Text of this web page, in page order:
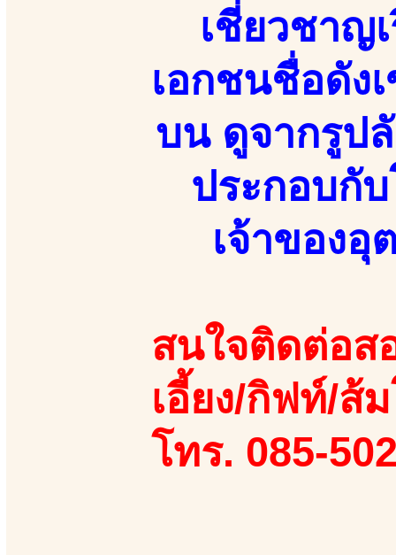
เชี่ยวชาญ
เอกชนชื่อดัง
บน ดูจากรูป
ประกอบกั
เจ้าของอุ
สนใจติดต่อส
เอี้ยง/กิฟท์/ส้
โทร. 085-